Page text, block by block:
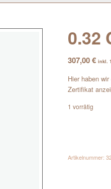
0.32
307,00€ inkl.
Hier haben
Zertifikat
1 vorrätig
Artikelnummer: